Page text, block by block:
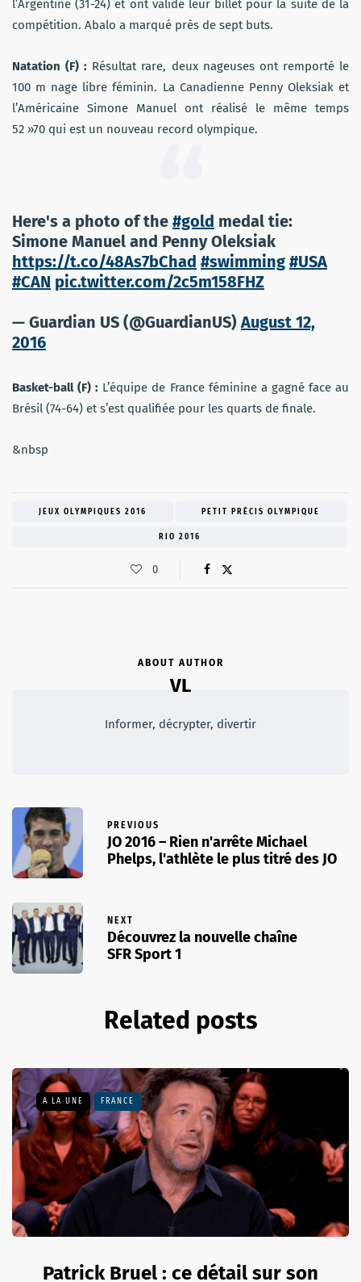
l’Argentine (31-24) et ont validé leur billet pour la suite de la
compétition. Abalo a marqué près de sept buts.
Natation (F) : Résultat rare, deux nageuses ont remporté le
100 m nage libre féminin. La Canadienne Penny Oleksiak et
l’Américaine Simone Manuel ont réalisé le même temps
52 »70 qui est un nouveau record olympique.
Here's a photo of the #gold medal tie:
Simone Manuel and Penny Oleksiak
https://t.co/48As7bChad #swimming #USA
#CAN pic.twitter.com/2c5m158FHZ
— Guardian US (@GuardianUS)August 12,
2016
Basket-ball (F) : L’équipe de France féminine a gagné face au
Brésil (74-64) et s’est qualifiée pour les quarts de finale.
&nbsp
JEUX OLYMPIQUES 2016 PETIT PRÉCIS OLYMPIQUE
RIO 2016
0
ABOUT AUTHOR
VL
Informer, décrypter, divertir
PREVIOUS
JO 2016 – Rien n'arrête Michael
Phelps, l'athlète le plus titré des JO
NEXT
Découvrez la nouvelle chaîne
SFR Sport 1
Related posts
A LA UNE FRANCE
Patrick Bruel : ce détail sur son